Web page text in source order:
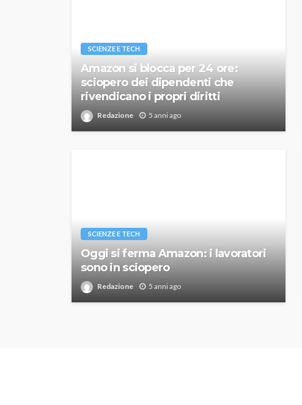
SCIENZE E TECH
Amazon si blocca per 24 ore:
sciopero dei dipendenti che
rivendicano i propri diritti
Redazione 5 anni ago
SCIENZE E TECH
Oggi si ferma Amazon: i lavoratori
sono in sciopero
Redazione 5 anni ago